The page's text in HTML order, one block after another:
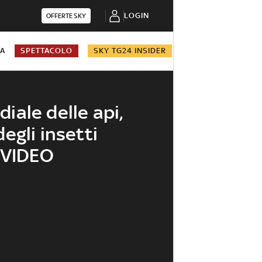
OFFERTE SKY LOGIN
SPETTACOLO SKY TG24 INSIDER
delle api,
insetti